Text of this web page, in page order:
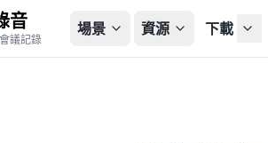
音
議記錄
場景 資源 下載